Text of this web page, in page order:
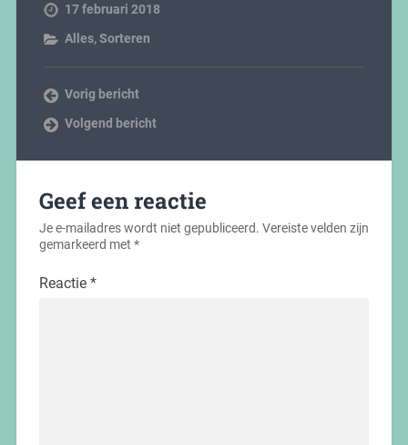
17 februari 2018
Alles,Sorteren
Vorig bericht
Volgend bericht
Geef een reactie
Je e-mailadres wordt niet gepubliceerd. Vereiste velden zijn
gemarkeerd met *
Reactie *